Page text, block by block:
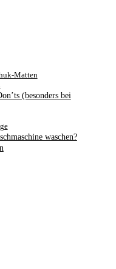
Matten
(besonders bei
waschen?